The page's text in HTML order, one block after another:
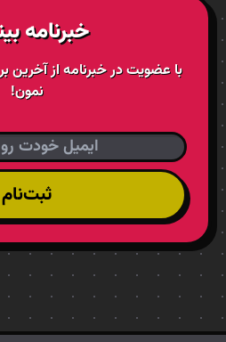
خبرنامه
با عضویت در خبرنامه از آخرین
نمون!
ثبت‌نام